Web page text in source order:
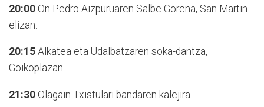
20:00 On Pedro Aizpuruaren Salbe Gorena, San Martin
elizan.
20:15 Alkatea eta Udalbatzaren soka-dantza,
Goikoplazan.
21:30 Olagain Txistulari bandaren kalejira.